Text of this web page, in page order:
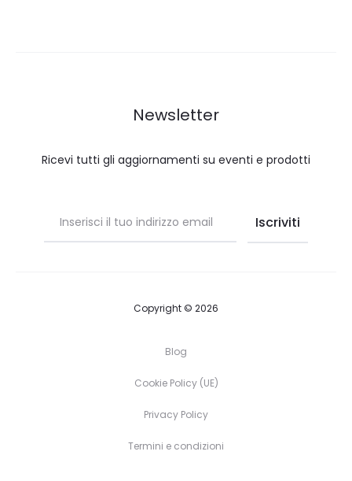
Newsletter
Ricevi tutti gli aggiornamenti su eventi e prodotti
Copyright © 2026
Blog
Cookie Policy (UE)
Privacy Policy
Termini e condizioni